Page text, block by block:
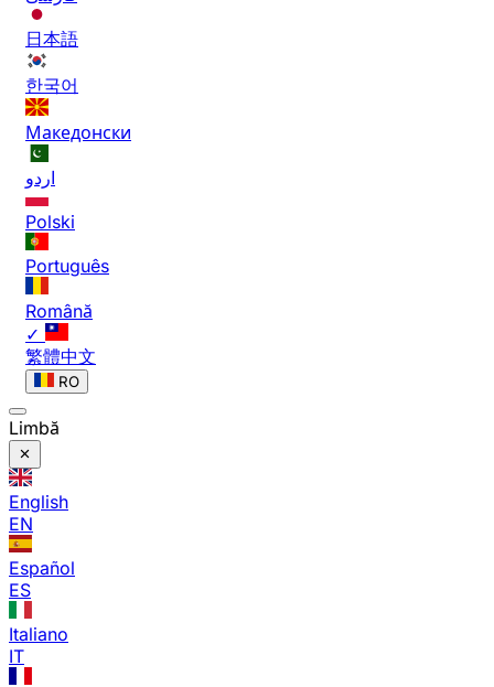
日本語
한국어
Македонски
اردو
Polski
Português
Română
✓
繁體中文
RO
Limbă
English
EN
Español
ES
Italiano
IT